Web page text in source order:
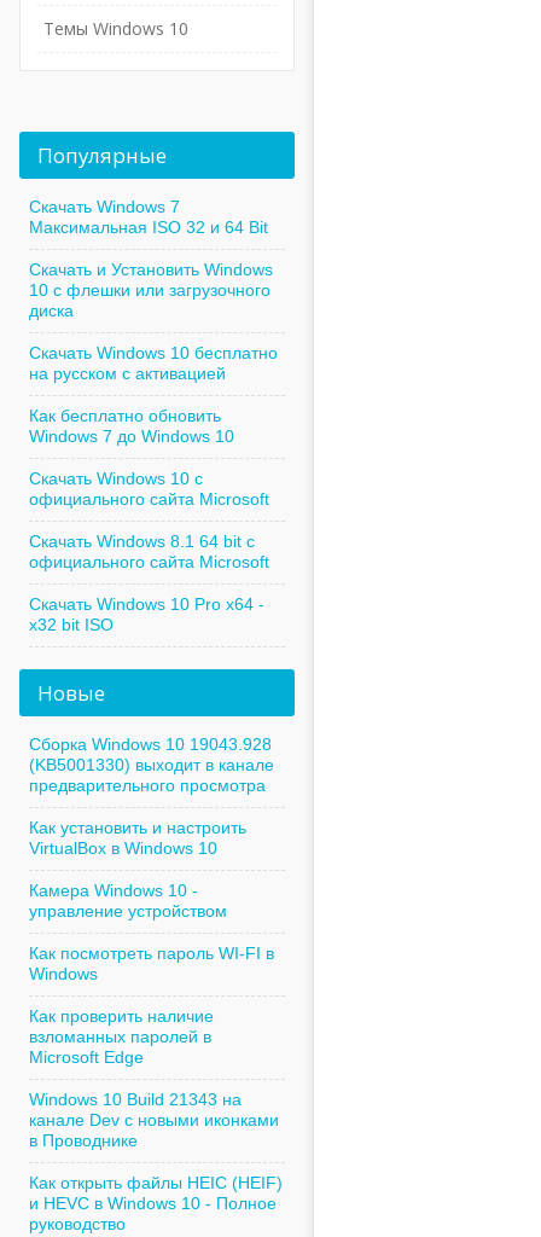
Темы Windows 10
Популярные
Скачать Windows 7
Максимальная ISO 32 и 64 Bit
Скачать и Установить Windows
10 с флешки или загрузочного
диска
Скачать Windows 10 бесплатно
на русском с активацией
Как бесплатно обновить
Windows 7 до Windows 10
Скачать Windows 10 с
официального сайта Microsoft
Скачать Windows 8.1 64 bit с
официального сайта Microsoft
Скачать Windows 10 Pro x64 -
x32 bit ISO
Новые
Сборка Windows 10 19043.928
(KB5001330) выходит в канале
предварительного просмотра
Как установить и настроить
VirtualBox в Windows 10
Камера Windows 10 -
управление устройством
Как посмотреть пароль WI-FI в
Windows
Как проверить наличие
взломанных паролей в
Microsoft Edge
Windows 10 Build 21343 на
канале Dev с новыми иконками
в Проводнике
Как открыть файлы HEIC (HEIF)
и HEVC в Windows 10 - Полное
руководство